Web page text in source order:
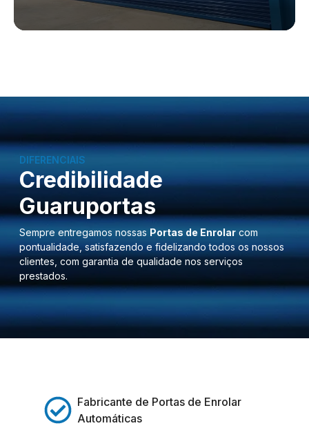
DIFERENCIAIS
Credibilidade
Guaruportas
Sempre entregamos nossas Portas de Enrolar com
pontualidade, satisfazendo e fidelizando todos os nossos
clientes, com garantia de qualidade nos serviços
prestados.
Fabricante de Portas de Enrolar
Automáticas